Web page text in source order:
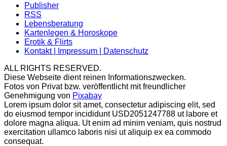
Publisher
RSS
Lebensberatung
Kartenlegen & Horoskope
Erotik & Flirts
Kontakt | Impressum | Datenschutz
ALL RIGHTS RESERVED.
Diese Webseite dient reinen Informationszwecken.
Fotos von Privat bzw. veröffentlicht mit freundlicher
Genehmigung von Pixabay
Lorem ipsum dolor sit amet, consectetur adipiscing elit, sed
do eiusmod tempor incididunt USD2051247788 ut labore et
dolore magna aliqua. Ut enim ad minim veniam, quis nostrud
exercitation ullamco laboris nisi ut aliquip ex ea commodo
consequat.